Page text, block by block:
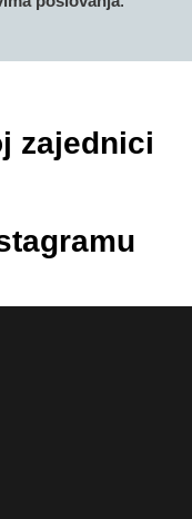
zajednici